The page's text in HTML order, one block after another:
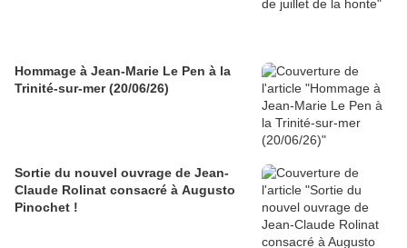
Hommage à Jean-Marie Le Pen à la
Trinité-sur-mer (20/06/26)
Sortie du nouvel ouvrage de Jean-
Claude Rolinat consacré à Augusto
Pinochet !